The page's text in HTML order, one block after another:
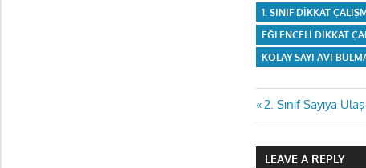
1. SINIF DIKKAT
EĞLENCELI DIKKAT
KOLAY SAYI AVI
Yazı
gezinmesi
Previous
Post:
2. Sınıf Sayıya
LEAVE A REPLY